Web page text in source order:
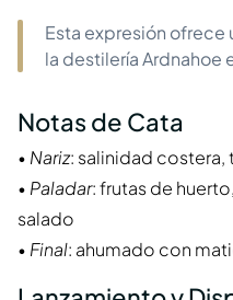
Esta expresión ofrece
la destilería Ardnahoe
Notas de Cata
• Nariz: salinidad costera,
• Paladar: frutas de
salado
• Final: ahumado con